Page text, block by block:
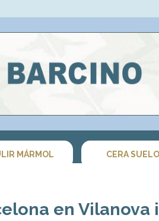
MÁRMOL CERA SUELO
en Vilanova